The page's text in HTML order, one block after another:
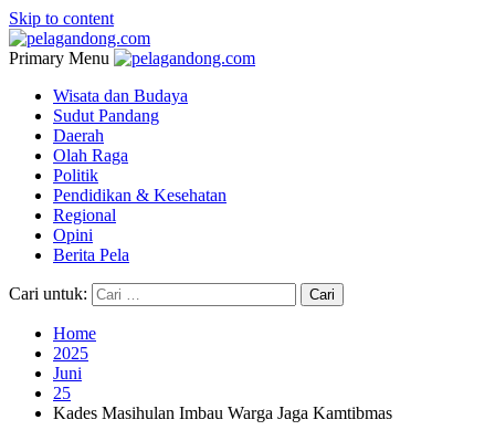
Skip to content
Primary Menu
pelagandong.com
Wisata dan Budaya
Sudut Pandang
Daerah
Olah Raga
Politik
Pendidikan & Kesehatan
Regional
Opini
Berita Pela
Cari untuk:
Home
2025
Juni
25
Kades Masihulan Imbau Warga Jaga Kamtibmas